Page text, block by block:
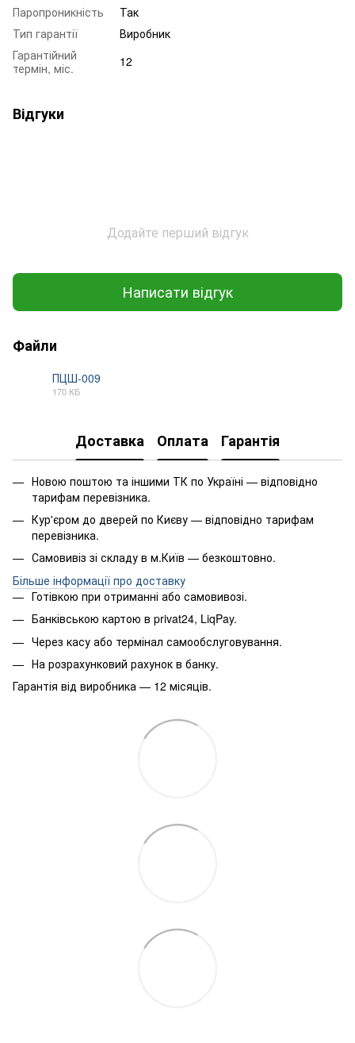
Паропроникність
Так
Тип гарантії
Виробник
Гарантійний
термін, міс.
12
Відгуки
Додайте перший відгук
Написати відгук
Файли
ПЦШ-009
170 КБ
Доставка Оплата Гарантія
Новою поштою та іншими ТК по Україні — відповідно
тарифам перевізника.
Кур'єром до дверей по Києву — відповідно тарифам
перевізника.
Самовивіз зі складу в м.Київ — безкоштовно.
Більше інформації про доставку
Готівкою при отриманні або самовивозі.
Банківською картою в privat24, LiqPay.
Через касу або термінал самообслуговування.
На розрахунковий рахунок в банку.
Гарантія від виробника — 12 місяців.